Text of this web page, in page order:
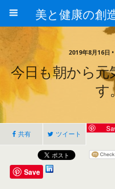
2019年8月16日
今日も朝から元
す
共有 ツイート
Save